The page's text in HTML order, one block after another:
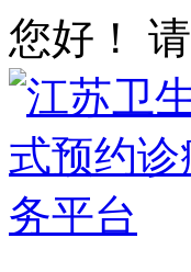
您好！ 请